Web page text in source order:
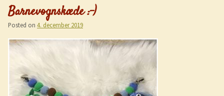
Barnevognskæde :-)
Posted on 4. december 2019